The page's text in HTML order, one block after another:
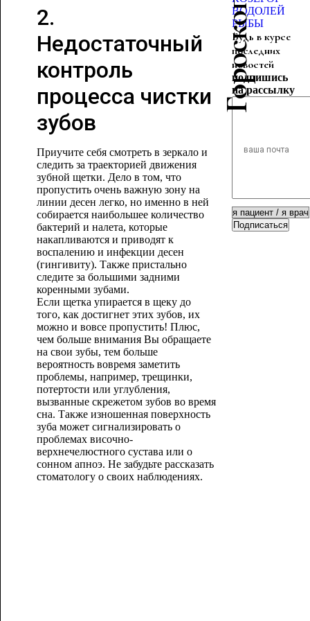
2.
Недостаточный
контроль
процесса чистки
зубов
Приучите себя смотреть в зеркало и
следить за траекторией движения
зубной щетки. Дело в том, что
пропустить очень важную зону на
линии десен легко, но именно в ней
собирается наибольшее количество
бактерий и налета, которые
накапливаются и приводят к
воспалению и инфекции десен
(гингивиту). Также пристально
следите за большими задними
коренными зубами.
Если щетка упирается в щеку до
того, как достигнет этих зубов, их
можно и вовсе пропустить! Плюс,
чем больше внимания Вы обращаете
на свои зубы, тем больше
вероятность вовремя заметить
проблемы, например, трещинки,
потертости или углубления,
вызванные скрежетом зубов во время
сна. Также изношенная поверхность
зуба может сигнализировать о
проблемах височно-
верхнечелюстного сустава или о
сонном апноэ. Не забудьте рассказать
стоматологу о своих наблюдениях.
ВОДОЛЕЙ
РЫБЫ
Будь в курсе
последних
новостей
подпишись
на рассылку
Подписаться